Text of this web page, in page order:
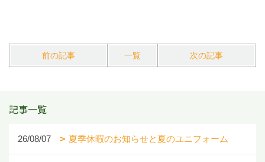
前の記事 一覧 次の記事
記事一覧
26/08/07 夏季休暇のお知らせと夏のユニフォーム